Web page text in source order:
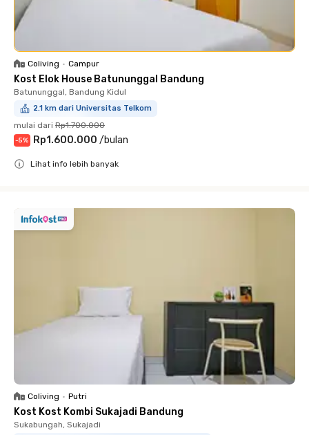
Coliving • Campur
Kost Elok House Batununggal Bandung
Batununggal, Bandung Kidul
2.1 km dari Universitas Telkom
mulai dari Rp1.700.000
-5% Rp1.600.000 /bulan
Lihat info lebih banyak
Coliving • Putri
Kost Kost Kombi Sukajadi Bandung
Sukabungah, Sukajadi